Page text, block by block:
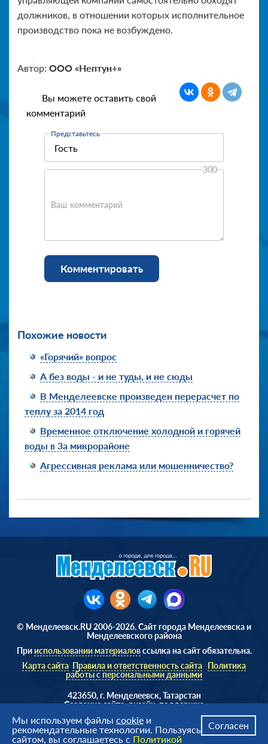
должников, в отношении которых исполнительное
производство пока не возбуждено.
Автор: ООО «Нептун+»
Вы можете оставить свой
комментарий
Представьтесь
Ваш комментарий
300
Комментировать
Похожие новости
«Горячий» вопрос
А без воды - и не туды, и не сюды
В Менделеевске произведен перерасчет по
теплу за 2014 год
Временное отключение холодной и горячей
воды в 3а микрорайоне
Агрессивная реклама или мошенничество?
© Менделеевск.RU 2006-2026. Сайт города Менделеевска и
Менделеевского района
Прииспользовании материаловссылка на сайт обязательна.
Карта сайта Правила и ответственность сайта Политика
работы с персональными данными
423650, г. Менделеевск, Татарстан
Cоздание сайта, дизайн, поддержка
Мы используем файлы cookie и
рекомендательные технологии. Пользуясь
сайтом, вы соглашаетесь с Политикой
Согласен